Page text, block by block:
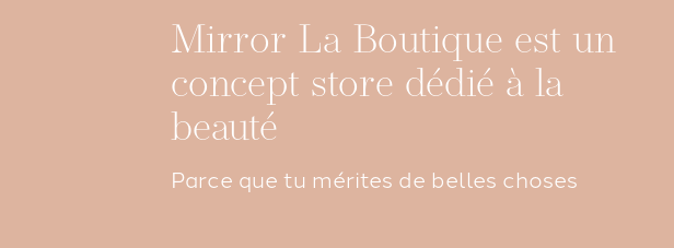
Mirror La Boutique est un
concept store dédié à la
beauté
Parce que tu mérites de belles choses